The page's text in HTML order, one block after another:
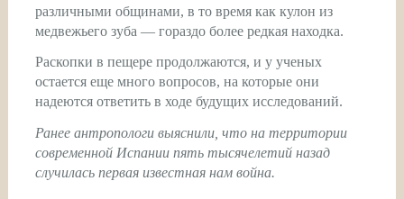
различными общинами, в то время как кулон из
медвежьего зуба — гораздо более редкая находка.
Раскопки в пещере продолжаются, и у ученых
остается еще много вопросов, на которые они
надеются ответить в ходе будущих исследований.
Ранее антропологи выяснили, что на территории
современной Испании пять тысячелетий назад
случилась первая известная нам война.